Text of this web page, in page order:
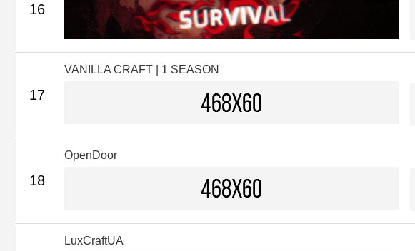
16
17
VANILLA CRAFT | 1 SEASON
18
OpenDoor
LuxCraftUA